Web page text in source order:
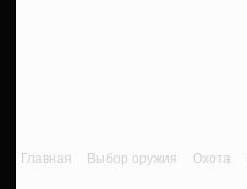
Главная Выбор оружия Охота